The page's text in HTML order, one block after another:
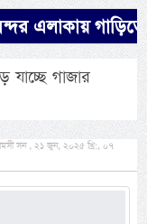
এলাকায় গাড়িতে
যাচ্ছে গাজার
সন , ২১ জুন, ২০২৫ খ্রি:, ০৭